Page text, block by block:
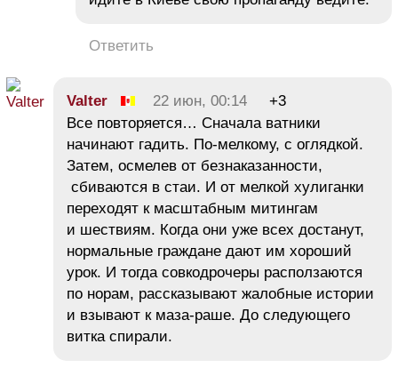
Ответить
Valter 22 июн, 00:14
+3
Все повторяется… Сначала ватники
начинают гадить. По-мелкому, с оглядкой.
Затем, осмелев от безнаказанности,
сбиваются в стаи. И от мелкой хулиганки
переходят к масштабным митингам
и шествиям. Когда они уже всех достанут,
нормальные граждане дают им хороший
урок. И тогда совкодрочеры расползаются
по норам, рассказывают жалобные истории
и взывают к маза-раше. До следующего
витка спирали.